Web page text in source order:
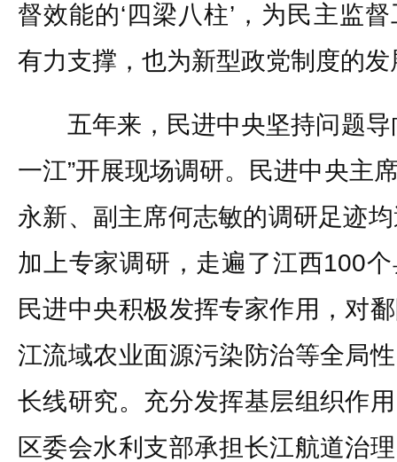
督效能的‘四梁八柱’，为民主监
有力支撑，也为新型政党制度的发
五年来，民进中央坚持问题导
一江”开展现场调研。民进中央主
永新、副主席何志敏的调研足迹
加上专家调研，走遍了江西100
民进中央积极发挥专家作用，对
江流域农业面源污染防治等全局
长线研究。充分发挥基层组织作
区委会水利支部承担长江航道治